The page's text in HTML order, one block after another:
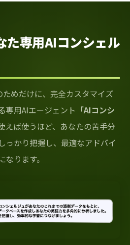
た専用AIコンシェル
めだけに、完全カスタマイズ
専用AIエージェント 「AIコンシ
えば使うほど、あなたの苦手分
っかり把握し、最適なアドバイ
ります。